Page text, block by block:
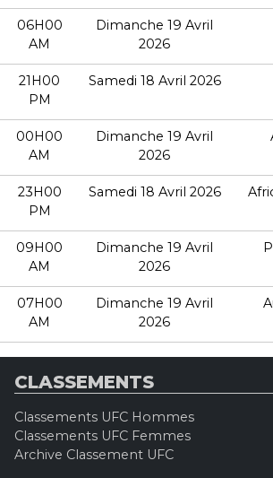
06H00
AM
Dimanche 19 Avril
2026
21H00
PM
Samedi 18 Avril 2026
00H00
AM
Dimanche 19 Avril
2026
23H00
PM
Samedi 18 Avril 2026
09H00
AM
Dimanche 19 Avril
2026
07H00
AM
Dimanche 19 Avril
2026
CLASSEMENTS
Classements UFC Hommes
Classements UFC Femmes
Archive Classement UFC